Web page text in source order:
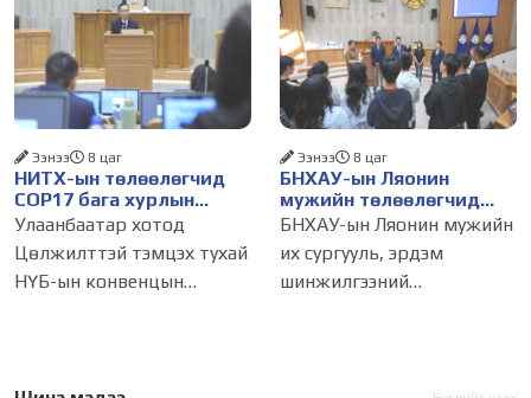
хүний үнэ цэнийг хүртэл
лайк, шэйр, дагагчийн
тоогоор хэмжих хандлага
газар авч
хүчингүй болгож,
зөвшөөрлийн шинжтэй
103 бүртгэлээс нийслэлийн
бизнес эрхлэгчдийг
НИТХ-ын төлөөлөгчид
COP17 бага хурлын
бэлтгэл ажлын талаар
мэдээлэл сонслоо
Ээнээ 8 цаг
Улаанбаатар хотод
Цөлжилттэй тэмцэх тухай
НҮБ-ын конвенцын
БНХАУ-ын Ляонин
мужийн төлөөлөгчид
НИТХ-ын үйл
танилцлаа
Ээнээ 8 цаг
БНХАУ-ын Ляонин мужийн
их сургууль, эрдэм
шинжилгээний